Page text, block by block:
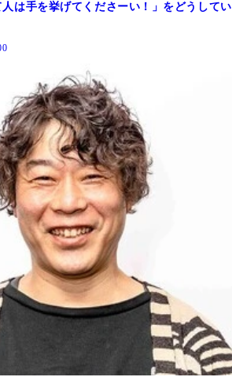
は手を挙げてくださーい！」をどうしてい